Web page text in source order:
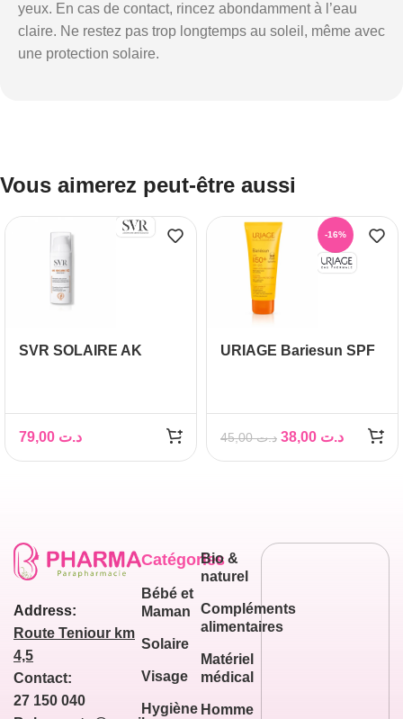
yeux. En cas de contact, rincez abondamment à l’eau
claire. Ne restez pas trop longtemps au soleil, même avec
une protection solaire.
Vous aimerez peut-être aussi
SVR SOLAIRE AK
PROTECTION SPF50+
50ML
د.ت
-16%
URIAGE Bariesun SPF
د.ت45,00 د.ت
Address:
Route Teniour km
4,5
Contact:
27 150 040
Catégories
Bébé et
Maman
Solaire
Visage
Hygiène
Bio &
naturel
Compléments
alimentaires
Matériel
médical
Homme